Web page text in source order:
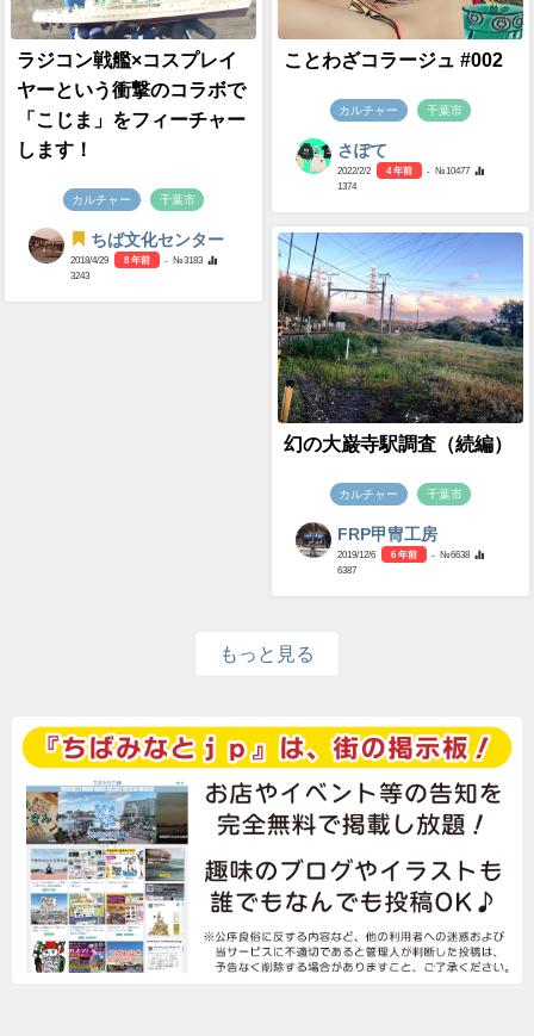
ラジコン戦艦×コスプレイ
ヤーという衝撃のコラボで
「こじま」をフィーチャー
します！
カルチャー 千葉市
ちば文化センター
2018/4/29 8 年前
- №3183
3243
ことわざコラージュ #002
カルチャー 千葉市
さぽて
2022/2/2 4 年前
- №10477
1374
幻の大巌寺駅調査（続編）
カルチャー 千葉市
FRP甲冑工房
2019/12/6 6 年前
- №6638
6387
もっと見る